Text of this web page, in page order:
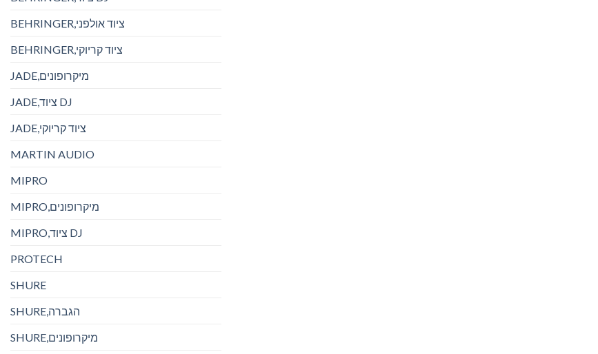
BEHRINGER,ציוד אולפני
BEHRINGER,ציוד קריוקי
JADE,מיקרופונים
JADE,ציוד DJ
JADE,ציוד קריוקי
MARTIN AUDIO
MIPRO
MIPRO,מיקרופונים
MIPRO,ציוד DJ
PROTECH
SHURE
SHURE,הגברה
SHURE,מיקרופונים